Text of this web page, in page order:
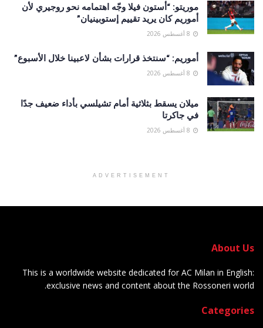
موريتو: “أستون فيلا وجّه اهتمامه نحو روجيري لأن
أموريم كان يريد تقييم إستوبينيان”
أموريم: “سنتخذ قرارات بشأن لاعبينا خلال الأسبوع”
ميلان يسقط بثلاثية أمام تشيلسي بأداء ضعيف جدًا
في جاكرتا
ADVERTISEMENT
About Us
This is a worldwide website dedicated for AC Milan in English:
exclusive news and content about the Rossoneri world.
Categories